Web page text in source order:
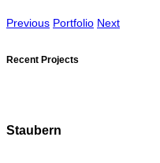
Previous Portfolio Next
Recent Projects
Staubern